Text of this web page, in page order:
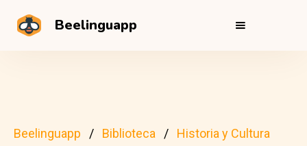
Beelinguapp
Beelinguapp Biblioteca
Historia y Cultura